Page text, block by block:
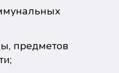
предметов